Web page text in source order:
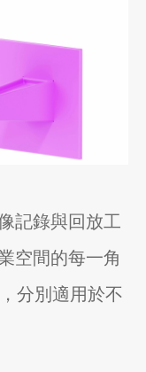
記錄與回放工
空間的每一角
分別適用於不